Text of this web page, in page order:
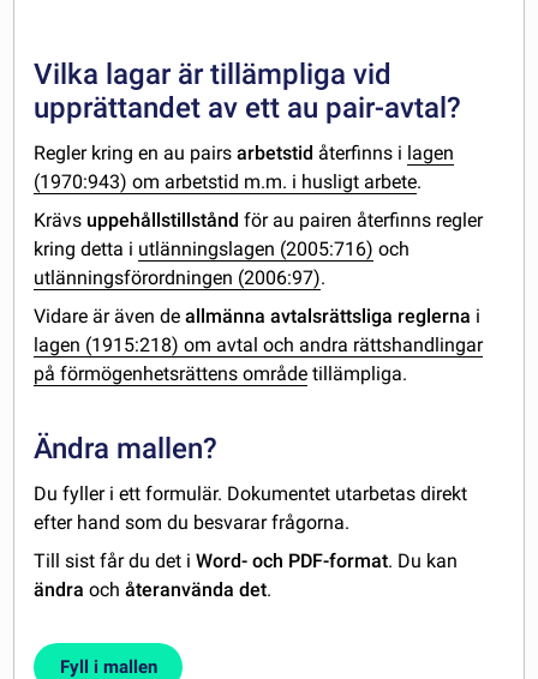
Vilka lagar är tillämpliga vid
upprättandet av ett au pair-avtal?
Regler kring en au pairsarbetstid återfinns i lagen
(1970:943) om arbetstid m.m. i husligt arbete.
Krävs uppehållstillstånd för au pairen återfinns regler
kring detta i utlänningslagen (2005:716) och
utlänningsförordningen (2006:97).
Vidare är även deallmänna avtalsrättsliga reglerna i
lagen (1915:218) om avtal och andra rättshandlingar
på förmögenhetsrättens område tillämpliga.
Ändra mallen?
Du fyller i ett formulär. Dokumentet utarbetas direkt
efter hand som du besvarar frågorna.
Till sist får du det iWord- och PDF-format. Du kan
ändra ochåteranvända det.
Fyll i mallen